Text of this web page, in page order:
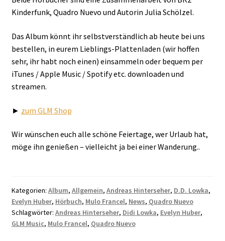
Kinderfunk, Quadro Nuevo und Autorin Julia Schölzel.
Das Album könnt ihr selbstverständlich ab heute bei uns
bestellen, in eurem Lieblings-Plattenladen (wir hoffen
sehr, ihr habt noch einen) einsammeln oder bequem per
iTunes / Apple Music / Spotify etc. downloaden und
streamen.
► zum GLM Shop
Wir wünschen euch alle schöne Feiertage, wer Urlaub hat,
möge ihn genießen – vielleicht ja bei einer Wanderung..
Kategorien: Album, Allgemein, Andreas Hinterseher, D.D. Lowka,
Evelyn Huber, Hörbuch, Mulo Francel, News, Quadro Nuevo
Schlagwörter: Andreas Hinterseher, Didi Lowka, Evelyn Huber,
GLM Music, Mulo Francel, Quadro Nuevo